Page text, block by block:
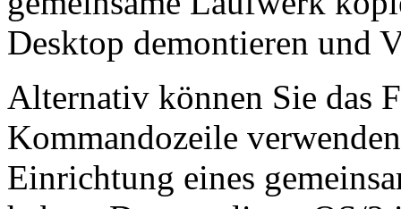
Desktop demontieren und
Alternativ können Sie das
Kommandozeile
Einrichtung eines